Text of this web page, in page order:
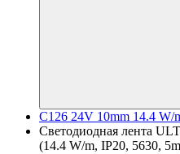
C126 24V 10mm 14.4 W/
Светодиодная лента
(14.4 W/m, IP20, 5630,